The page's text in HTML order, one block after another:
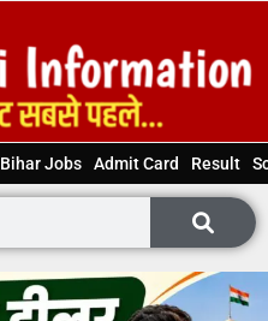
Bihar Jobs Admit Card Result